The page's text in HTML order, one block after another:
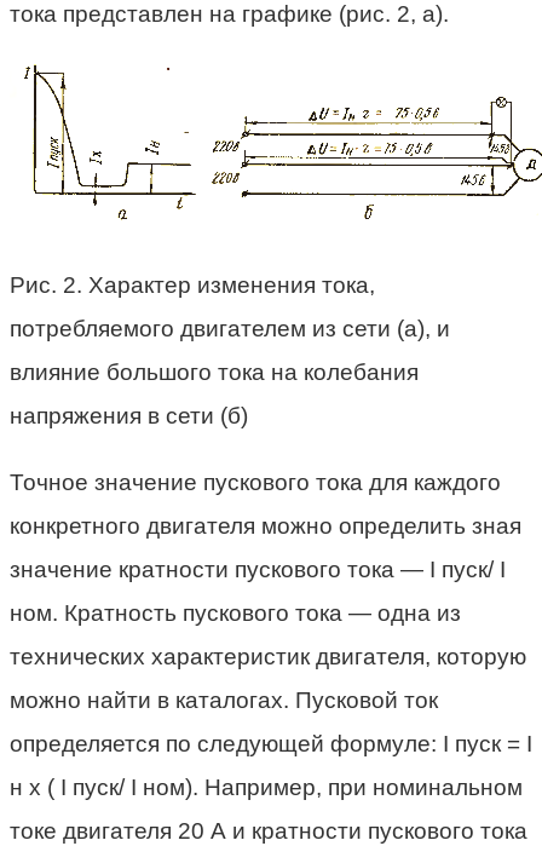
тока представлен на графике (рис. 2, а).
Рис. 2. Характер изменения тока,
потребляемого двигателем из сети (а), и
влияние большого тока на колебания
напряжения в сети (б)
Точное значение пускового тока для каждого
конкретного двигателя можно определить зная
значение кратности пускового тока — I пуск/ I
ном. Кратность пускового тока — одна из
технических характеристик двигателя, которую
можно найти в каталогах. Пусковой ток
определяется по следующей формуле: I пуск = I
н х ( I пуск/ I ном). Например, при номинальном
токе двигателя 20 А и кратности пускового тока